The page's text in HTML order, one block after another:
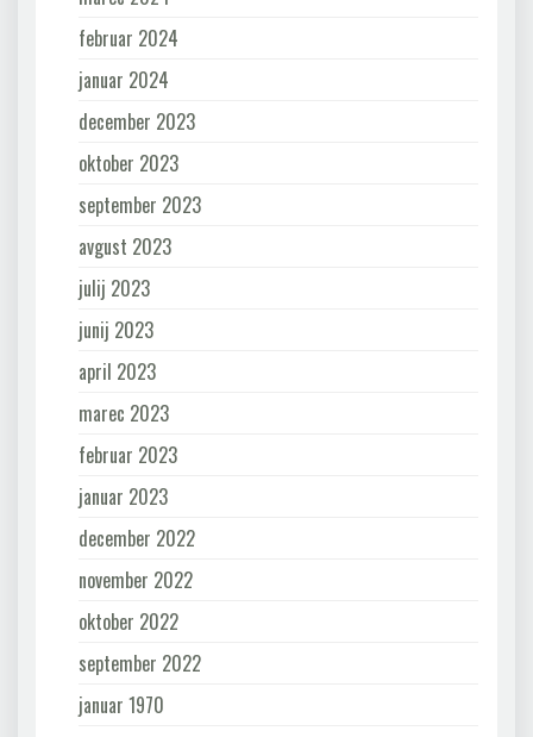
februar 2024
januar 2024
december 2023
oktober 2023
september 2023
avgust 2023
julij 2023
junij 2023
april 2023
marec 2023
februar 2023
januar 2023
december 2022
november 2022
oktober 2022
september 2022
januar 1970